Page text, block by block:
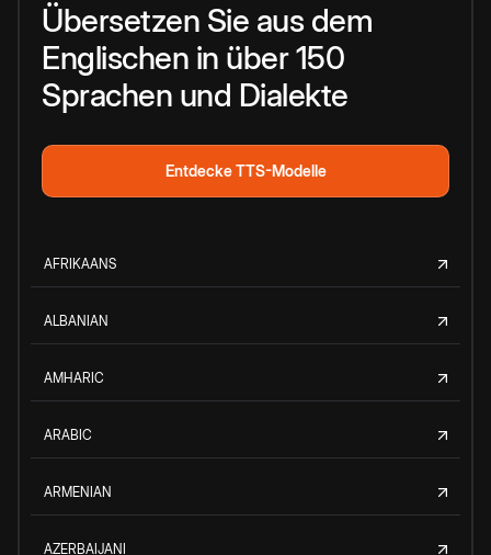
Übersetzen Sie aus dem
Englischen in über 150
Sprachen und Dialekte
Entdecke TTS-Modelle
AFRIKAANS
ALBANIAN
AMHARIC
ARABIC
ARMENIAN
AZERBAIJANI